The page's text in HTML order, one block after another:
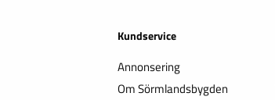
Kundservice
Annonsering
Om Sörmlandsbygden